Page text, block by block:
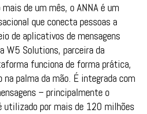
mais de um mês, o ANNA é um
que conecta pessoas a
de aplicativos de mensagens
W5 Solutions, parceira da
funciona de forma prática,
palma da mão. É integrada com
– principalmente o
utilizado por mais de 120 milhões